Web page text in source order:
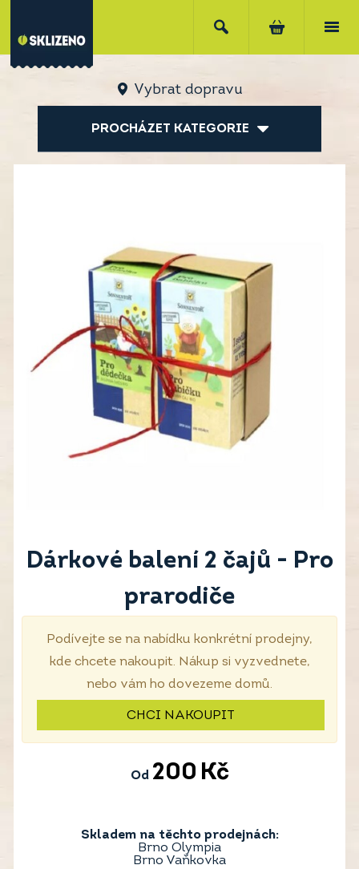
Vybrat dopravu
PROCHÁZET KATEGORIE
Dárkové balení 2 čajů - Pro
prarodiče
Podívejte se na nabídku konkrétní prodejny,
kde chcete nakoupit. Nákup si vyzvednete,
nebo vám ho dovezeme domů.
CHCI NAKOUPIT
Od 200 Kč
Skladem na těchto prodejnách:
Brno Olympia
Brno Vaňkovka